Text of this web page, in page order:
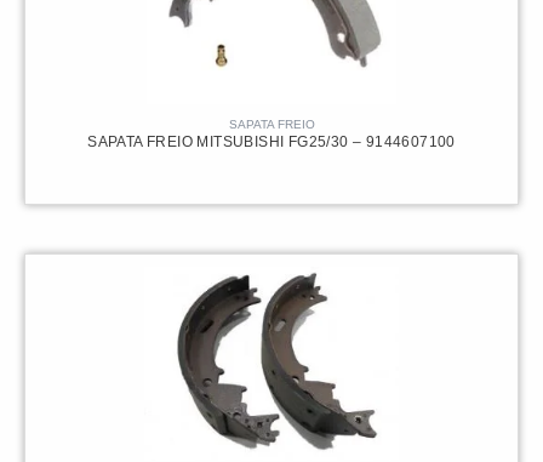
SAPATA FREIO
SAPATA FREIO MITSUBISHI FG25/30 – 9144607100